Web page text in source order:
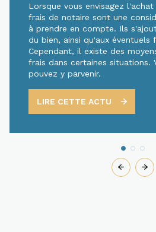
Lorsque vous envisagez
frais de notaire sont une
à prendre en compte. Ils
du bien, ainsi qu'aux éventuels
Cependant, il existe des
frais dans certaines situations.
pouvez y parvenir.
LIRE CETTE ACTU